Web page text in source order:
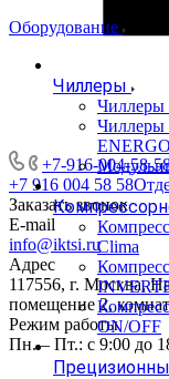
+7-916-004-58-
+7 916 004 58 58
Заказать звонок
E-mail
info@iktsi.ru
Адрес
117556, г. Москва,
помещение 2,
Режим работы
Пн. – Пт.: с 9:00 до
Оборудование
Чиллеры
Чиллеры
Чиллеры
Clima
ON/OFF